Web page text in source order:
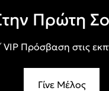
Πρώτη
VIP Πρόσβαση στις
Γίνε Μέλος